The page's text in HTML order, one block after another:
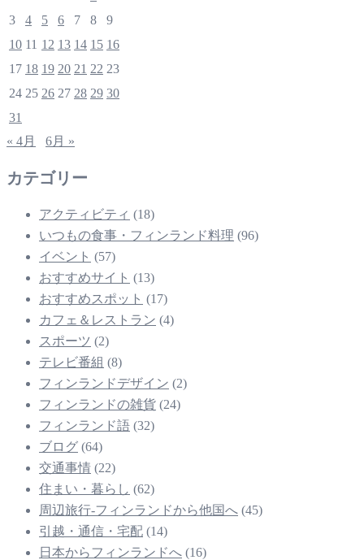
3
4 5 6 7 8
9
10 11 12 13 14 15 16
17 18 19 20 21 22 23
24 25 26 27 28 29 30
31
« 4月
6月 »
カテゴリー
アクティビティ (18)
いつもの食事・フィンランド料理 (96)
イベント (57)
おすすめサイト (13)
おすすめスポット (17)
カフェ＆レストラン (4)
スポーツ (2)
テレビ番組 (8)
フィンランドデザイン (2)
フィンランドの雑貨 (24)
フィンランド語 (32)
ブログ (64)
交通事情 (22)
住まい・暮らし (62)
周辺旅行-フィンランドから他国へ (45)
引越・通信・宅配 (14)
日本からフィンランドへ (16)